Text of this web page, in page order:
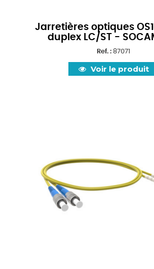
Jarretières optiques
duplex LC/ST -
Ref. : 87071
Voir le produit